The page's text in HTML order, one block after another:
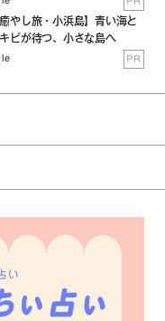
癒やし旅・小浜島】青い海と
ビが待つ、小さな島へ
PR
い